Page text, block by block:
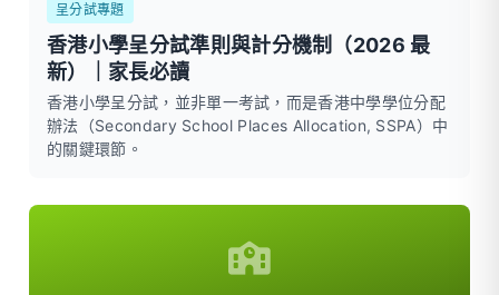
呈分試專題
香港小學呈分試準則與計分機制（2026 最
新）｜家長必讀
香港小學呈分試，並非單一考試，而是香港中學學位分配
辦法（Secondary School Places Allocation, SSPA）中
的關鍵環節。